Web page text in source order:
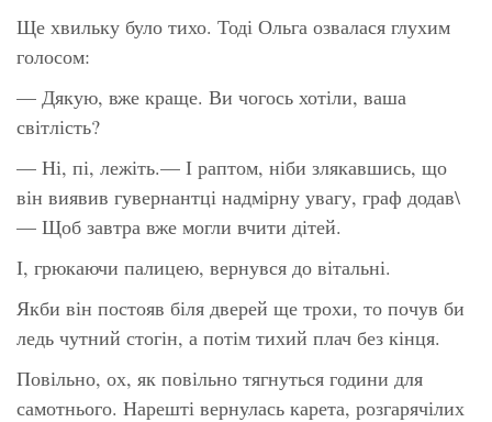
Ще хвильку було тихо. Тоді Ольга озвалася глухим
голосом:
— Дякую, вже краще. Ви чогось хотіли, ваша
світлість?
— Ні, пі, лежіть.— І раптом, ніби злякавшись, що
він виявив гувернантці надмірну увагу, граф додав\
— Щоб завтра вже могли вчити дітей.
І, грюкаючи палицею, вернувся до вітальні.
Якби він постояв біля дверей ще трохи, то почув би
ледь чутний стогін, а потім тихий плач без кінця.
Повільно, ох, як повільно тягнуться години для
самотнього. Нарешті вернулась карета, розгарячілих